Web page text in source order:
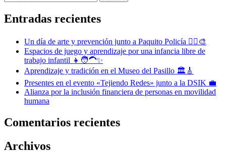
Entradas recientes
Un día de arte y prevención junto a Paquito Policía 👮‍♂️🎨
Espacios de juego y aprendizaje por una infancia libre de
trabajo infantil 👧🧑‍🦱✨
Aprendizaje y tradición en el Museo del Pasillo 🏛️🎸
Presentes en el evento «Tejiendo Redes» junto a la DSIK 💼
Alianza por la inclusión financiera de personas en movilidad
humana
Comentarios recientes
Archivos